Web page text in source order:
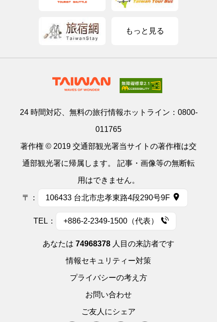
もっと見る
24 時間対応、無料の旅行情報ホットライン： 0800-
011765
著作権 © 2019 交通部観光署当サイトの著作権は交
通部観光署に帰属します。 記事・画像等の無断転
用はできません。
〒： 106433 台北市忠孝東路4段290号9F
TEL： +886-2-2349-1500（代表）
あなたは 74968378 人目の来訪者です
情報セキュリティー対策
プライバシーの考え方
お問い合わせ
ご友人にシェア